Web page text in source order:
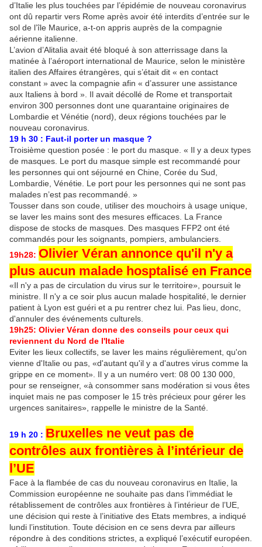
d’Italie les plus touchées par l’épidémie de nouveau coronavirus
ont dû repartir vers Rome après avoir été interdits d’entrée sur le
sol de l’île Maurice, a-t-on appris auprès de la compagnie
aérienne italienne.
L’avion d’Alitalia avait été bloqué à son atterrissage dans la
matinée à l’aéroport international de Maurice, selon le ministère
italien des Affaires étrangères, qui s’était dit « en contact
constant » avec la compagnie afin « d’assurer une assistance
aux Italiens à bord ». Il avait décollé de Rome et transportait
environ 300 personnes dont une quarantaine originaires de
Lombardie et Vénétie (nord), deux régions touchées par le
nouveau coronavirus.
19 h 30 : Faut-il porter un masque ?
Troisième question posée : le port du masque. « Il y a deux types
de masques. Le port du masque simple est recommandé pour
les personnes qui ont séjourné en Chine, Corée du Sud,
Lombardie, Vénétie. Le port pour les personnes qui ne sont pas
malades n’est pas recommandé. »
Tousser dans son coude, utiliser des mouchoirs à usage unique,
se laver les mains sont des mesures efficaces. La France
dispose de stocks de masques. Des masques FFP2 ont été
commandés pour les soignants, pompiers, ambulanciers.
19h28: Olivier Véran annonce qu'il n'y a
plus aucun malade hosptalisé en France
«Il n'y a pas de circulation du virus sur le territoire», poursuit le
ministre. Il n'y a ce soir plus aucun malade hospitalité, le dernier
patient à Lyon est guéri et a pu rentrer chez lui. Pas lieu, donc,
d'annuler des événements culturels.
19h25: Olivier Véran donne des conseils pour ceux qui
reviennent du Nord de l'Italie
Eviter les lieux collectifs, se laver les mains régulièrement, qu'on
vienne d'Italie ou pas, «d'autant qu'il y a d'autres virus comme la
grippe en ce moment». Il y a un numéro vert: 08 00 130 000,
pour se renseigner, «à consommer sans modération si vous êtes
inquiet mais ne pas composer le 15 très précieux pour gérer les
urgences sanitaires», rappelle le ministre de la Santé.
19 h 20 : Bruxelles ne veut pas de
contrôles aux frontières à l’intérieur de
l’UE
Face à la flambée de cas du nouveau coronavirus en Italie, la
Commission européenne ne souhaite pas dans l’immédiat le
rétablissement de contrôles aux frontières à l’intérieur de l’UE,
une décision qui reste à l’initiative des Etats membres, a indiqué
lundi l’institution. Toute décision en ce sens devra par ailleurs
répondre à des conditions strictes, a expliqué l’exécutif européen.